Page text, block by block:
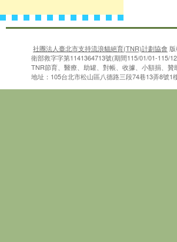
社團法人臺北市支持流浪貓絕育(TNR)計劃協會
衛部救字字第1141364713號(期間115/01/01-115/
TNR節育、醫療、助罐、對帳、收據、小額捐、贊
地址：105台北市松山區八德路三段74巷13弄8號1